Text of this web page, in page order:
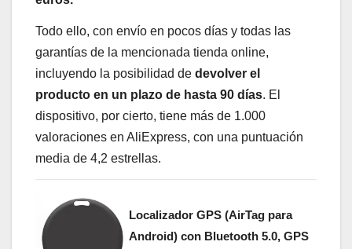
Todo ello, con envío en pocos días y todas las
garantías de la mencionada tienda online,
incluyendo la posibilidad de devolver el
producto en un plazo de hasta 90 días. El
dispositivo, por cierto, tiene más de 1.000
valoraciones en AliExpress, con una puntuación
media de 4,2 estrellas.
Localizador GPS (AirTag para
Android) con Bluetooth 5.0, GPS